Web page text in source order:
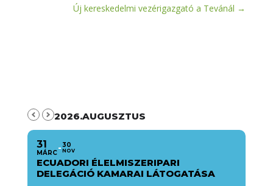
Új kereskedelmi vezérigazgató a Tevánál →
2026.AUGUSZTUS
31
MÁRC
30
NOV
ECUADORI ÉLELMISZERIPARI
DELEGÁCIÓ KAMARAI LÁTOGATÁSA